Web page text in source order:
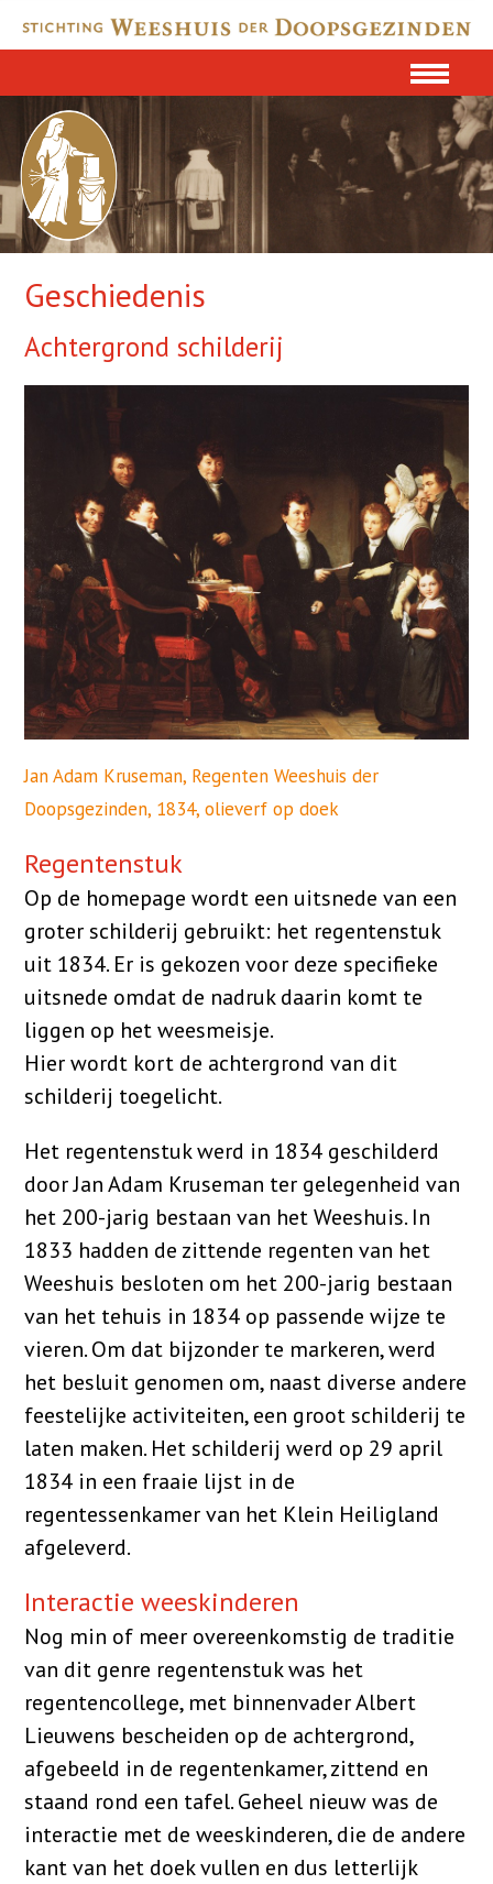
Geschiedenis
Achtergrond schilderij
Jan Adam Kruseman, Regenten Weeshuis der
Doopsgezinden, 1834, olieverf op doek
Regentenstuk
Op de homepage wordt een uitsnede van een
groter schilderij gebruikt: het regentenstuk
uit 1834. Er is gekozen voor deze specifieke
uitsnede omdat de nadruk daarin komt te
liggen op het weesmeisje.
Hier wordt kort de achtergrond van dit
schilderij toegelicht.
Het regentenstuk werd in 1834 geschilderd
door Jan Adam Kruseman ter gelegenheid van
het 200-jarig bestaan van het Weeshuis. In
1833 hadden de zittende regenten van het
Weeshuis besloten om het 200-jarig bestaan
van het tehuis in 1834 op passende wijze te
vieren. Om dat bijzonder te markeren, werd
het besluit genomen om, naast diverse andere
feestelijke activiteiten, een groot schilderij te
laten maken. Het schilderij werd op 29 april
1834 in een fraaie lijst in de
regentessenkamer van het Klein Heiligland
afgeleverd.
Interactie weeskinderen
Nog min of meer overeenkomstig de traditie
van dit genre regentenstuk was het
regentencollege, met binnenvader Albert
Lieuwens bescheiden op de achtergrond,
afgebeeld in de regentenkamer, zittend en
staand rond een tafel. Geheel nieuw was de
interactie met de weeskinderen, die de andere
kant van het doek vullen en dus letterlijk